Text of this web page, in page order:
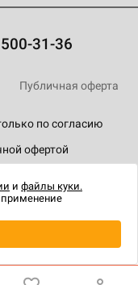
31-36
по согласию
офертой
Публичная оферта
и файлы куки.
применение